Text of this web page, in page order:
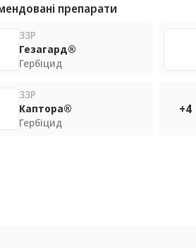
препарати
ЗЗР
Гезагард®
Гербіцид
ЗЗР
Каптора®
Гербіцид
+4